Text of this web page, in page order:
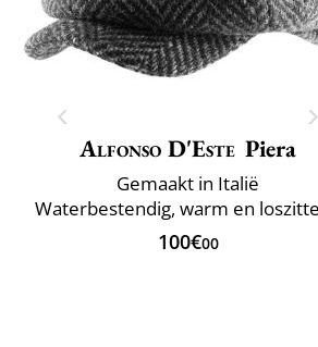
Alfonso D'Este Piera
Gemaakt in Italië
Waterbestendig, warm en
100€00